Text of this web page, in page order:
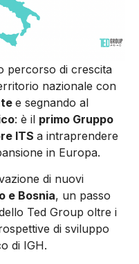
percorso di crescita
nazionale con
e segnando al
: è il primo Gruppo
ITS a intraprendere
in Europa.
di nuovi
e Bosnia, un passo
Ted Group oltre i
di sviluppo
di IGH.